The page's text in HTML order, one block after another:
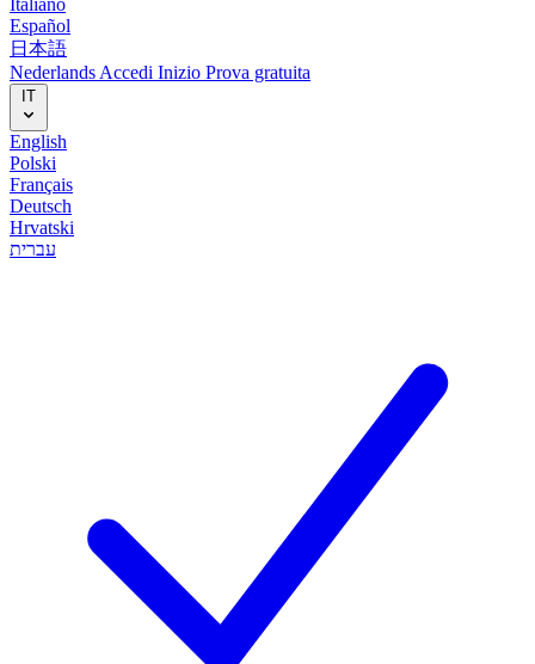
Italiano
Español
日本語
Nederlands Accedi Inizio Prova gratuita
IT
English
Polski
Français
Deutsch
Hrvatski
עברית